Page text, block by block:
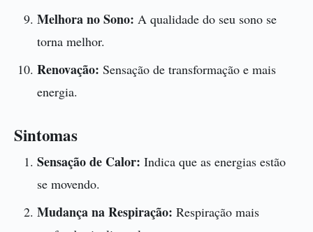
Melhora no Sono: A qualidade do seu sono se
torna melhor.
Renovação: Sensação de transformação e mais
energia.
Sintomas
Sensação de Calor: Indica que as energias estão
se movendo.
Mudança na Respiração: Respiração mais